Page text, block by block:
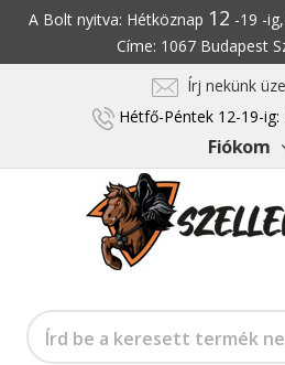
A Bolt nyitva: Hétköznap 12 -19 -
Címe: 1067 Budapest
Írj nekünk
Hétfő-Péntek 12-19-
Fiókom